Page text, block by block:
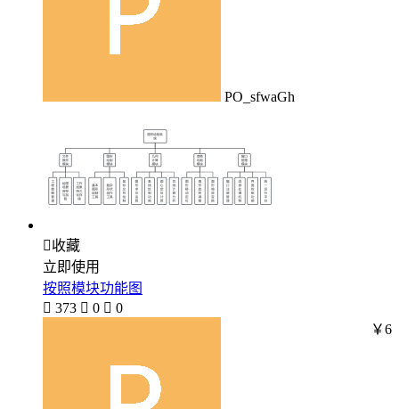
PO_sfwaGh
收藏
立即使用
按照模块功能图
 373  0  0
￥6